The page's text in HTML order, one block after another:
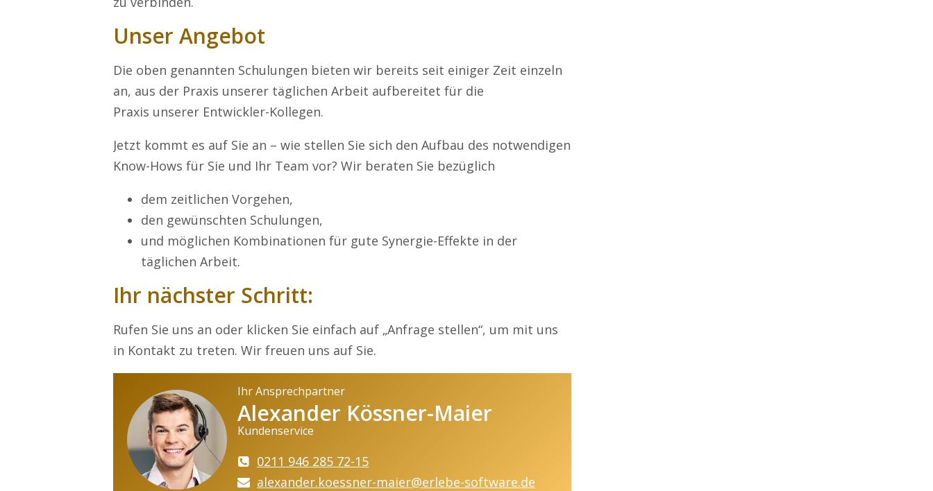
Unser Angebot
Die oben genannten Schulungen bieten wir bereits seit einiger Zeit einzeln
an, aus der Praxis unserer täglichen Arbeit aufbereitet für die
Praxis unserer Entwickler-Kollegen.
Jetzt kommt es auf Sie an – wie stellen Sie sich den Aufbau des notwendigen
Know-Hows für Sie und Ihr Team vor? Wir beraten Sie bezüglich
dem zeitlichen Vorgehen,
den gewünschten Schulungen,
und möglichen Kombinationen für gute Synergie-Effekte in der
täglichen Arbeit.
Ihr nächster Schritt:
Rufen Sie uns an oder klicken Sie einfach auf „Anfrage stellen“, um mit uns
in Kontakt zu treten. Wir freuen uns auf Sie.
Ihr Ansprechpartner
Alexander Kössner-Maier
Kundenservice
0211 946 285 72-15
alexander.koessner-maier@erlebe-software.de